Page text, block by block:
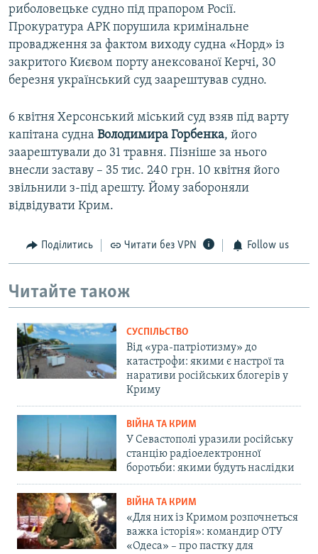
риболовецьке судно під прапором Росії.
Прокуратура АРК порушила кримінальне
провадження за фактом виходу судна «Норд» із
закритого Києвом порту анексованої Керчі, 30
березня український суд заарештував судно.
6 квітня Херсонський міський суд взяв під варту
капітана судна Володимира Горбенка, його
заарештували до 31 травня. Пізніше за нього
внесли заставу – 35 тис. 240 грн. 10 квітня його
звільнили з-під арешту. Йому забороняли
відвідувати Крим.
Поділитись Читати без VPN Follow us
Читайте також
СУСПІЛЬСТВО
Від «ура-патріотизму» до
катастрофи: якими є настрої та
наративи російських блогерів у
Криму
ВІЙНА ТА КРИМ
У Севастополі уразили російську
станцію радіоелектронної
боротьби: якими будуть наслідки
ВІЙНА ТА КРИМ
«Для них із Кримом розпочнеться
важка історія»: командир ОТУ
«Одеса» – про пастку для